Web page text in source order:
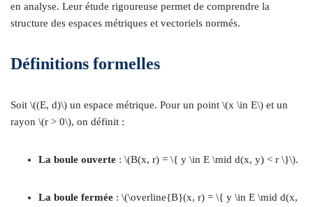
en analyse. Leur étude rigoureuse permet de comprendre la
structure des espaces métriques et vectoriels normés.
Définitions formelles
Soit \((E, d)\) un espace métrique. Pour un point \(x \in E\) et un
rayon \(r > 0\), on définit :
La boule ouverte : \(B(x, r) = \{ y \in E \mid d(x, y) < r \}\).
La boule fermée : \(\overline{B}(x, r) = \{ y \in E \mid d(x,